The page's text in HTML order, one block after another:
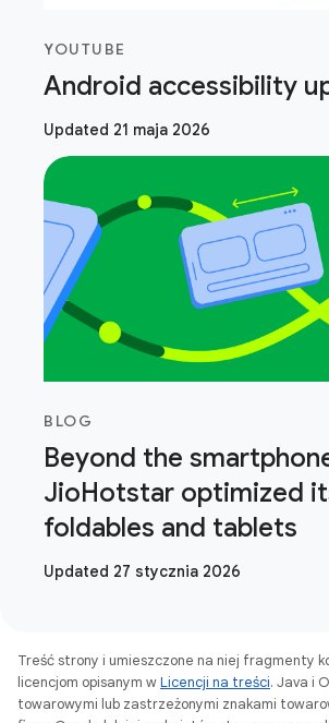
YOUTUBE
Android accessibility
Updated 21 maja 2026
BLOG
Beyond the
JioHotstar optimized
foldables and tablets
Updated 27 stycznia 2026
Treść strony i umieszczone na niej fragmenty
licencjom opisanym wLicencji na treści. Java i
towarowymi lub zastrzeżonymi znakami